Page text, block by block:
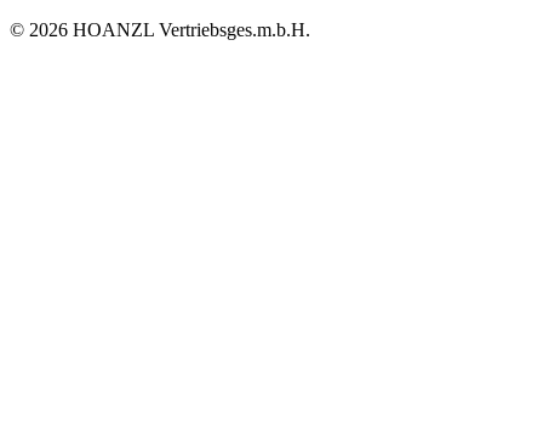
© 2026 HOANZL Vertriebsges.m.b.H.